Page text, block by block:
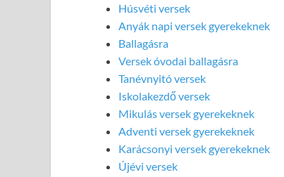
Húsvéti versek
Anyák napi versek gyerekeknek
Ballagásra
Versek óvodai ballagásra
Tanévnyitó versek
Iskolakezdő versek
Mikulás versek gyerekeknek
Adventi versek gyerekeknek
Karácsonyi versek gyerekeknek
Újévi versek